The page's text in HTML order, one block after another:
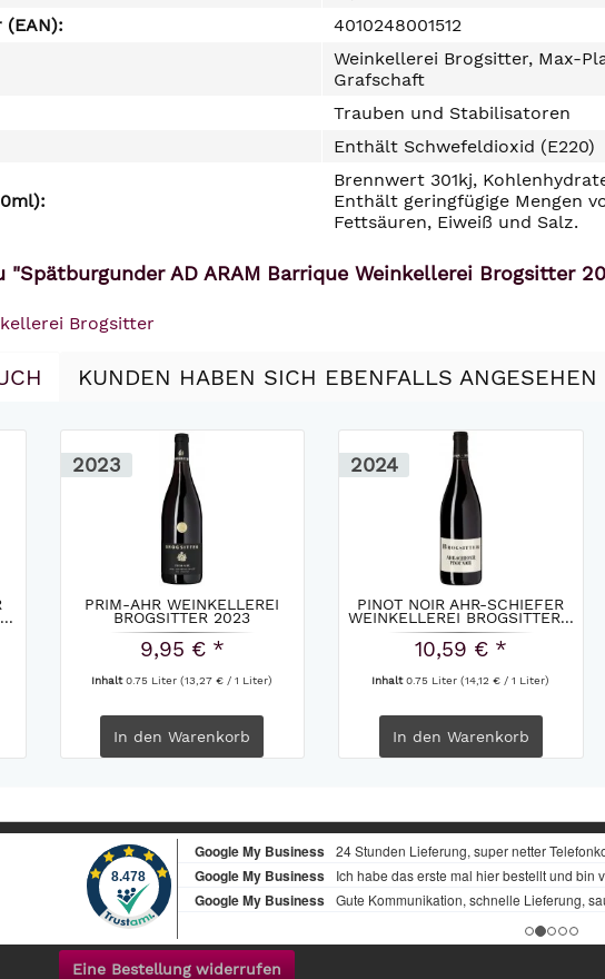
4010248001512
Weinkellerei Brogsitter, Max-
Grafschaft
Trauben und Stabilisatoren
Enthält Schwefeldioxid (E220)
Brennwert 301kj,
Enthält geringfügige Mengen
Fettsäuren, Eiweiß und Salz.
AD ARAM Barrique Weinkellerei Brogsitter
Brogsitter
KUNDEN HABEN SICH EBENFALLS ANGESEHEN
2023
PRIM-AHR WEINKELLEREI
BROGSITTER 2023
9,95 € *
Inhalt0.75 Liter(13,27 € / 1 Liter)
In den Warenkorb
2024
PINOT NOIR AHR-SCHIEFER
WEINKELLEREI BROGSITTER...
10,59 € *
Inhalt0.75 Liter(14,12 € / 1 Liter)
In den Warenkorb
Eine Bestellung widerrufen